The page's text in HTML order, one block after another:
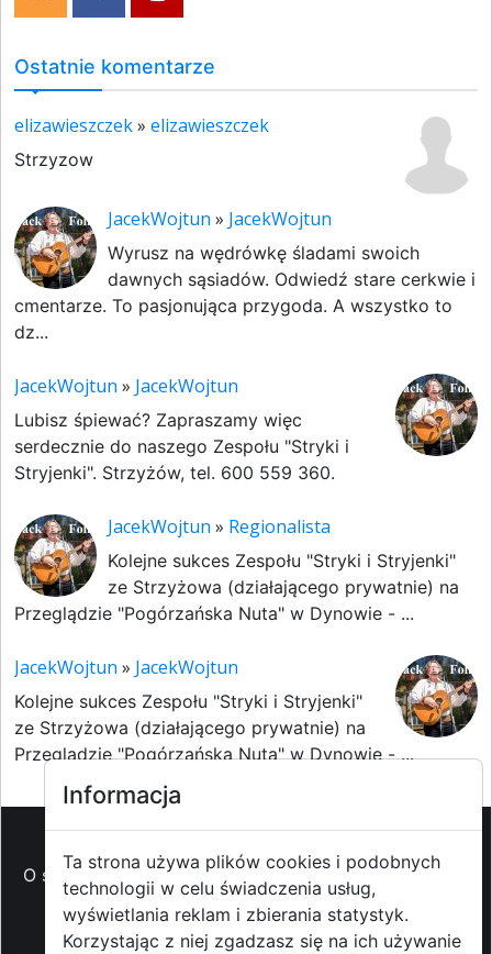
Ostatnie komentarze
elizawieszczek» elizawieszczek
Strzyzow
JacekWojtun » JacekWojtun
Wyrusz na wędrówkę śladami swoich
dawnych sąsiadów. Odwiedź stare cerkwie i
cmentarze. To pasjonująca przygoda. A wszystko to
dz...
JacekWojtun » JacekWojtun
Lubisz śpiewać? Zapraszamy więc
serdecznie do naszego Zespołu "Stryki i
Stryjenki". Strzyżów, tel. 600 559 360.
JacekWojtun » Regionalista
Kolejne sukces Zespołu "Stryki i Stryjenki"
ze Strzyżowa (działającego prywatnie) na
Przeglądzie "Pogórzańska Nuta" w Dynowie - ...
JacekWojtun » JacekWojtun
Kolejne sukces Zespołu "Stryki i Stryjenki"
ze Strzyżowa (działającego prywatnie) na
Przeglądzie "Pogórzańska Nuta" w Dynowie - ...
O strzyzowiak.pl-Reklama-Pomoc (FAQ)-Patronat
medialny - Prawa autorskie- Redakcja i
kontakt -Współpraca z mediami
Informacja
Ta strona używa plików cookies i podobnych
technologii w celu świadczenia usług,
wyświetlania reklam i zbierania statystyk.
Korzystając z niej zgadzasz się na ich używanie